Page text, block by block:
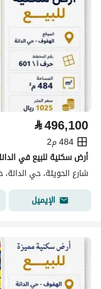
⃁496,100
484 م2
أرض سكنية للبيع في
شارع الحويتة، حي
الإيميل